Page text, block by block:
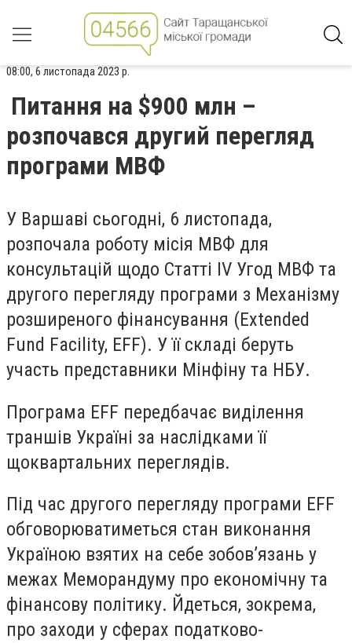
08:00, 6 листопада 2023 р.
Питання на $900 млн –
розпочався другий перегляд
програми МВФ
У Варшаві сьогодні, 6 листопада,
розпочала роботу місія МВФ для
консультацій щодо Статті IV Угод МВФ та
другого перегляду програми з Механізму
розширеного фінансування (Extended
Fund Facility, EFF). У її складі беруть
участь представники Мінфіну та НБУ.
Програма EFF передбачає виділення
траншів Україні за наслідками її
щоквартальних переглядів.
Під час другого перегляду програми EFF
обговорюватиметься стан виконання
Україною взятих на себе зобов’язань у
межах Меморандуму про економічну та
фінансову політику. Йдеться, зокрема,
про заходи у сферах податково-